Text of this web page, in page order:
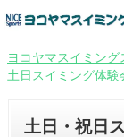
ヨコヤマスイミング
土日スイミング体
土日・祝日